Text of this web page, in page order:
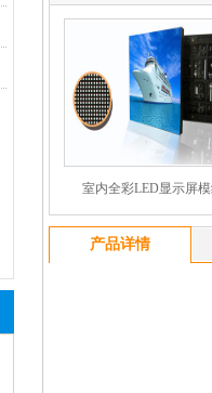
室内全彩LED显示屏模
产品详情